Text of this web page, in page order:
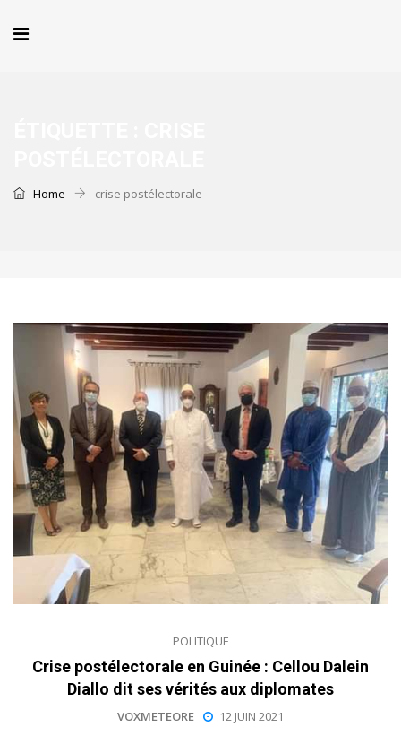
Home crise postélectorale
POLITIQUE
Crise postélectorale en Guinée : Cellou Dalein
Diallo dit ses vérités aux diplomates
VOXMETEORE 12 JUIN 2021